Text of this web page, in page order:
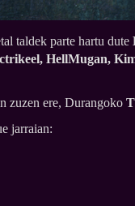
taldek parte hartu dute
HellMugan,
zuzen ere, Durangoko
jarraian: